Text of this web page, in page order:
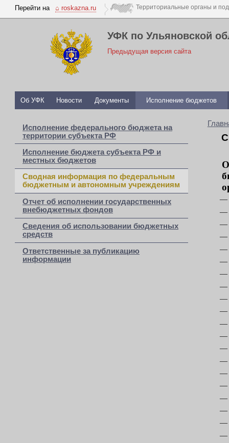
Перейти на ⌂ roskazna.ru
УФК по Ульяновской
Предыдущая версия сайта
Об УФК Новости Документы Исполнение бюджетов
Исполнение федерального бюджета на
территории субъекта РФ
Исполнение бюджета субъекта РФ и
местных бюджетов
Сводная информация по федеральным
бюджетным и автономным учреждениям
Отчет об исполнении государственных
внебюджетных фондов
Сведения об использовании бюджетных
средств
Ответственные за публикацию
информации